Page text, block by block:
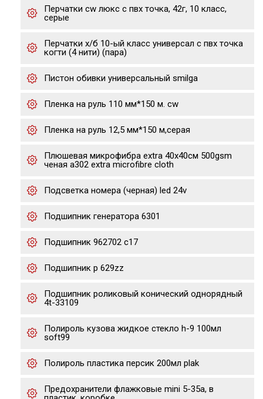
Перчатки cw люкс с пвх точка, 42г, 10 класс,
серые
Перчатки х/б 10-ый класс универсал с пвх точка
когти (4 нити) (пара)
Пистон обивки универсальный smilga
Пленка на руль 110 мм*150 м. сw
Пленка на руль 12,5 мм*150 м,серая
Плюшевая микрофибра extra 40x40см 500gsm
ченая a302 extra microfibre cloth
Подсветка номера (черная) led 24v
Подшипник генератора 6301
Подшипник 962702 с17
Подшипник р 629zz
Подшипник роликовый конический однорядный
4t-33109
Полироль кузова жидкое стекло h-9 100мл
soft99
Полироль пластика персик 200мл plak
Предохранители флажковые mini 5-35a, в